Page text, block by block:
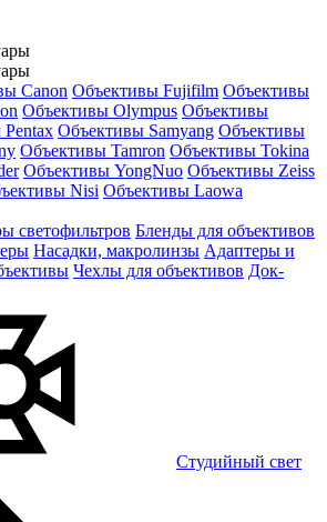
Canon Объективы Fujifilm Объективы
Объективы Olympus Объективы
Объективы Samyang Объективы
Объективы Tamron Объективы Tokina
Объективы YongNuo Объективы Zeiss
Nisi Объективы Laowa
светофильтров Бленды для объективов
Насадки, макролинзы Адаптеры и
Чехлы для объективов Док-
Студийный свет